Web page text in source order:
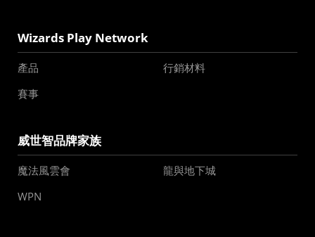
Wizards Play Network
產品
行銷材料
賽事
威世智品牌家族
魔法風雲會
龍與地下城
WPN